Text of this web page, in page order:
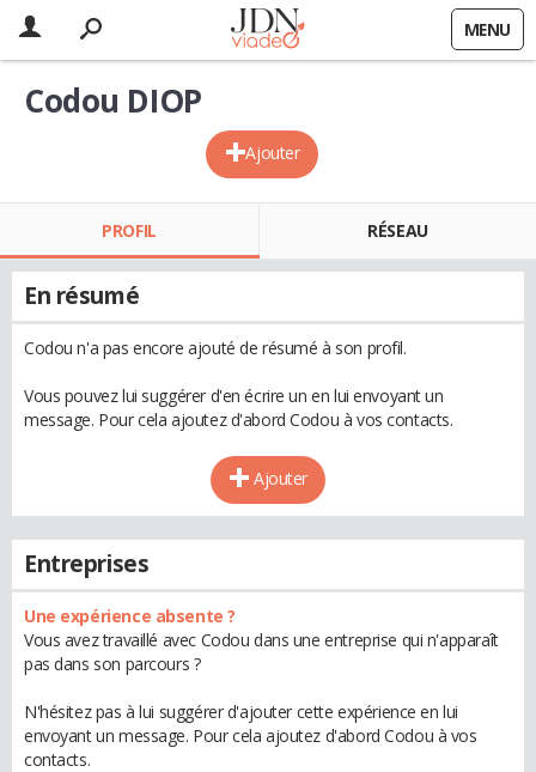
MENU
Ajouter
Codou DIOP
PROFIL RÉSEAU
En résumé
Codou n'a pas encore ajouté de résumé à son profil.
Vous pouvez lui suggérer d'en écrire un en lui envoyant un
message. Pour cela ajoutez d'abord Codou à vos contacts.
Ajouter
Entreprises
Une expérience absente ?
Vous avez travaillé avec Codou dans une entreprise qui n'apparaît
pas dans son parcours ?
N'hésitez pas à lui suggérer d'ajouter cette expérience en lui
envoyant un message. Pour cela ajoutez d'abord Codou à vos
contacts.